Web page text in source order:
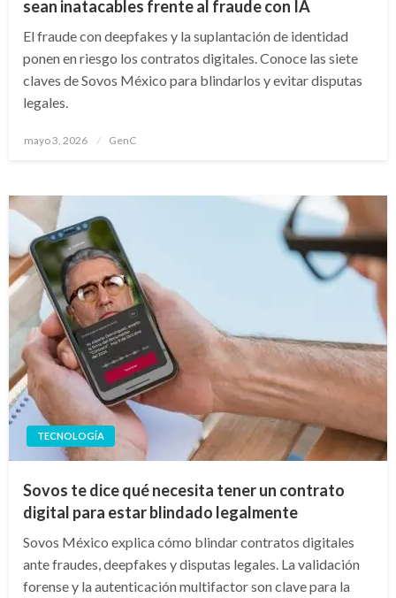
sean inatacables frente al fraude con IA
El fraude con deepfakes y la suplantación de identidad
ponen en riesgo los contratos digitales. Conoce las siete
claves de Sovos México para blindarlos y evitar disputas
legales.
Publicado
mayo 3, 2026 GenC
TECNOLOGÍA
Sovos te dice qué necesita tener un contrato
digital para estar blindado legalmente
Sovos México explica cómo blindar contratos digitales
ante fraudes, deepfakes y disputas legales. La validación
forense y la autenticación multifactor son clave para la